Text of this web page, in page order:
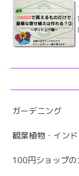
ガーデニング
観葉植物・イン
100円ショップ